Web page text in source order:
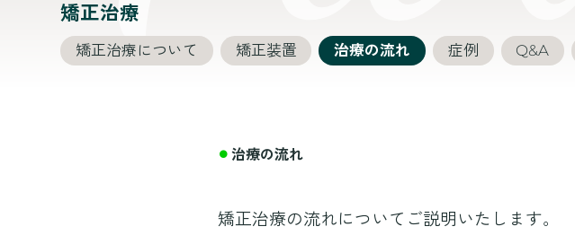
矯正治療
矯正治療について 矯正装置 治療の流れ 症例 Q&A
治療の流れ
矯正治療の流れについてご説明いたします。